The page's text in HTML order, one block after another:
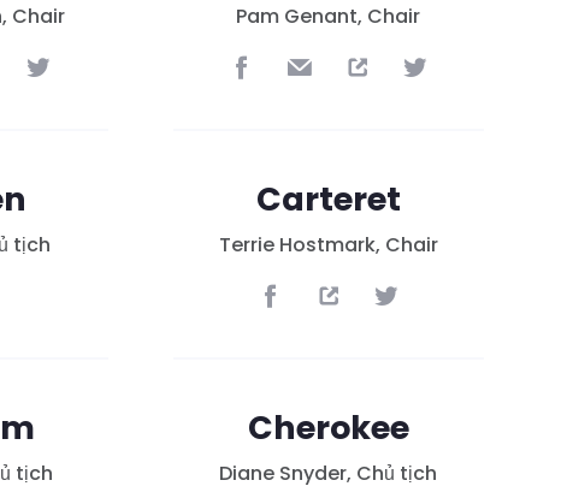
Chair Pam Genant, Chair
tịch
Carteret
Terrie Hostmark, Chair
tịch
Cherokee
Diane Snyder, Chủ tịch